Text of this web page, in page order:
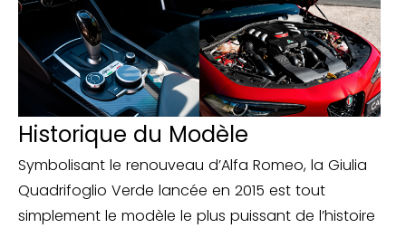
Historique du Modèle
Symbolisant le renouveau d’Alfa Romeo, la Giulia
Quadrifoglio Verde lancée en 2015 est tout
simplement le modèle le plus puissant de l’histoire